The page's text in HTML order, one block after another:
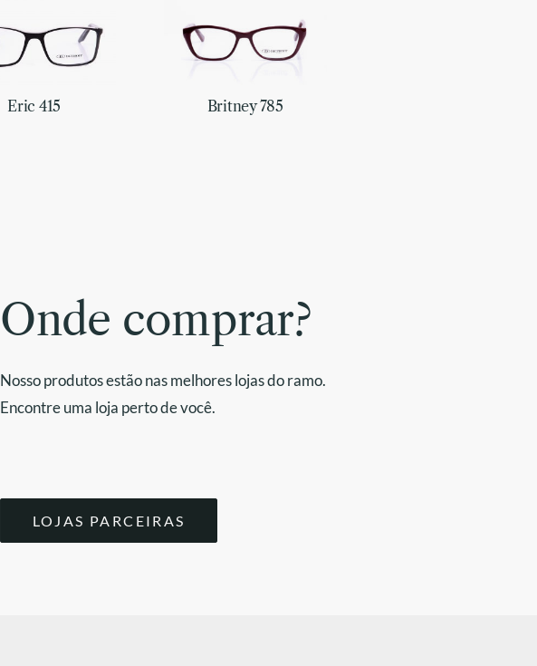
Eric 415 Britney 785
Onde comprar?
Nosso produtos estão nas melhores lojas do ramo.
Encontre uma loja perto de você.
LOJAS PARCEIRAS